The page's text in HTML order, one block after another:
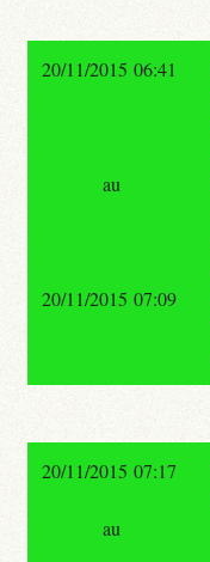
20/11/2015 06:41
au
20/11/2015 07:09
20/11/2015 07:17
au